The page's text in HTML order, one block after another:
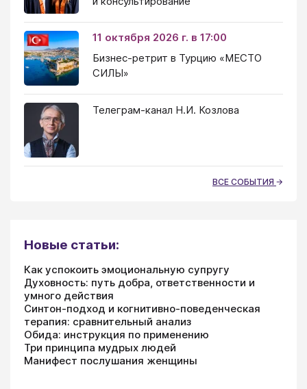
11 октября 2026 г. в 17:00
Бизнес-ретрит в Турцию «МЕСТО
СИЛЫ»
Телеграм-канал Н.И. Козлова
ВСЕ СОБЫТИЯ
Новые статьи:
Как успокоить эмоциональную супругу
Духовность: путь добра, ответственности и
умного действия
Синтон-подход и когнитивно-поведенческая
терапия: сравнительный анализ
Обида: инструкция по применению
Три принципа мудрых людей
Манифест послушания женщины